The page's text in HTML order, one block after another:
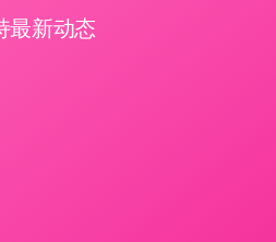
最新动态